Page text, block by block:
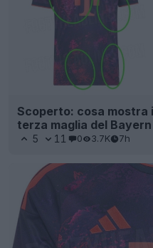
Scoperto: cosa mostra
terza maglia del
5 11 0 3.7K 7h